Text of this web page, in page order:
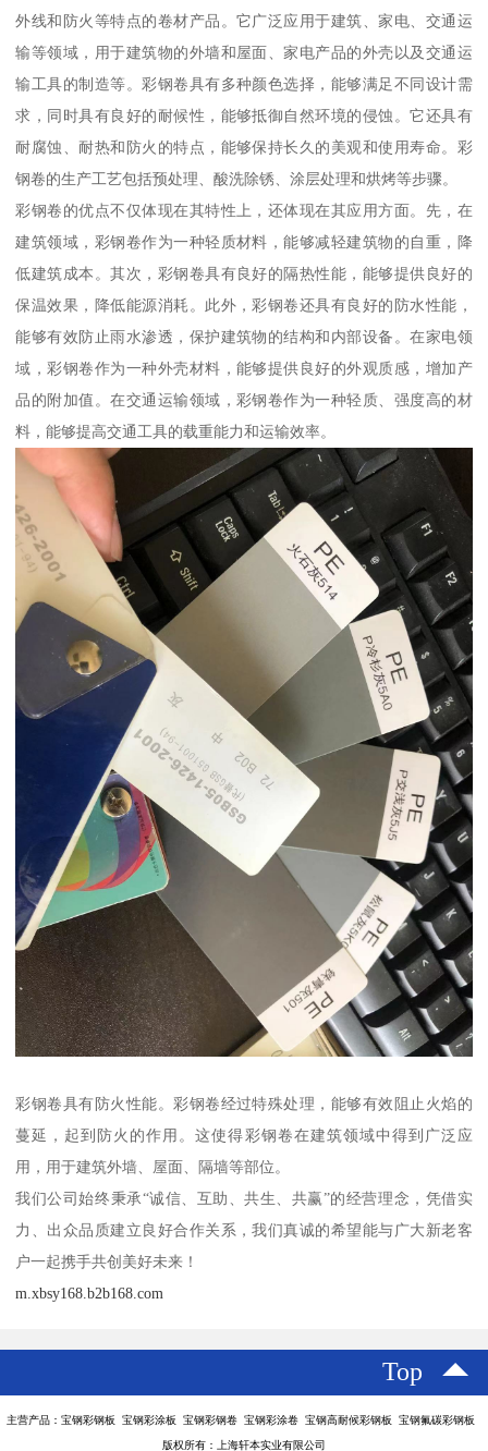
外线和防火等特点的卷材产品。它广泛应用于建筑、家电、交通运
输等领域，用于建筑物的外墙和屋面、家电产品的外壳以及交通运
输工具的制造等。彩钢卷具有多种颜色选择，能够满足不同设计需
求，同时具有良好的耐候性，能够抵御自然环境的侵蚀。它还具有
耐腐蚀、耐热和防火的特点，能够保持长久的美观和使用寿命。彩
钢卷的生产工艺包括预处理、酸洗除锈、涂层处理和烘烤等步骤。
彩钢卷的优点不仅体现在其特性上，还体现在其应用方面。先，在
建筑领域，彩钢卷作为一种轻质材料，能够减轻建筑物的自重，降
低建筑成本。其次，彩钢卷具有良好的隔热性能，能够提供良好的
保温效果，降低能源消耗。此外，彩钢卷还具有良好的防水性能，
能够有效防止雨水渗透，保护建筑物的结构和内部设备。在家电领
域，彩钢卷作为一种外壳材料，能够提供良好的外观质感，增加产
品的附加值。在交通运输领域，彩钢卷作为一种轻质、强度高的材
料，能够提高交通工具的载重能力和运输效率。
彩钢卷具有防火性能。彩钢卷经过特殊处理，能够有效阻止火焰的
蔓延，起到防火的作用。这使得彩钢卷在建筑领域中得到广泛应
用，用于建筑外墙、屋面、隔墙等部位。
我们公司始终秉承“诚信、互助、共生、共赢”的经营理念，凭借实
力、出众品质建立良好合作关系，我们真诚的希望能与广大新老客
户一起携手共创美好未来！
m.xbsy168.b2b168.com
Top
主营产品：宝钢彩钢板 宝钢彩涂板 宝钢彩钢卷 宝钢彩涂卷 宝钢高耐候彩钢板 宝钢氟碳彩钢板
版权所有：上海轩本实业有限公司